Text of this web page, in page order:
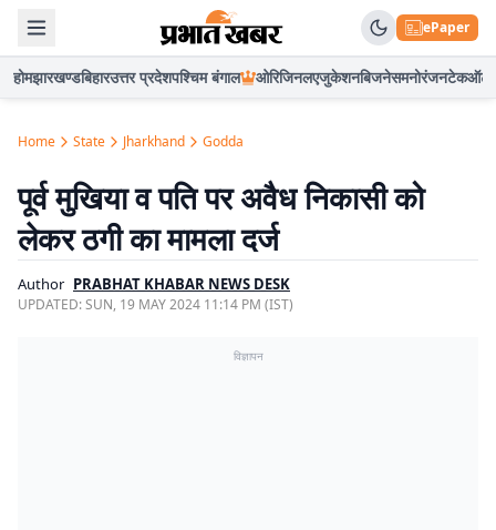
ePaper
होमझारखण्डबिहारउत्तर प्रदेशपश्चिम बंगाल ओरिजिनलएजुकेशनबिजनेसमनोरंजनटेकऑटो
Home State Jharkhand Godda
पूर्व मुखिया व पति पर अवैध निकासी को
लेकर ठगी का मामला दर्ज
Author PRABHAT KHABAR NEWS DESK
UPDATED:SUN, 19 MAY 2024 11:14 PM (IST)
विज्ञापन